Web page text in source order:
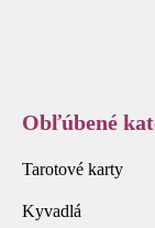
Obľúbené
Tarotové karty
Kyvadlá